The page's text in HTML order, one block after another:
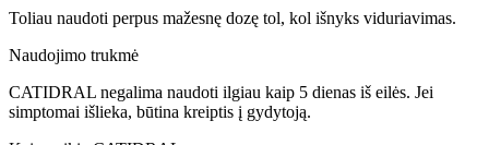
Toliau naudoti perpus mažesnę dozę tol, kol išnyks viduriavimas.
Naudojimo trukmė
CATIDRAL negalima naudoti ilgiau kaip 5 dienas iš eilės. Jei
simptomai išlieka, būtina kreiptis į gydytoją.